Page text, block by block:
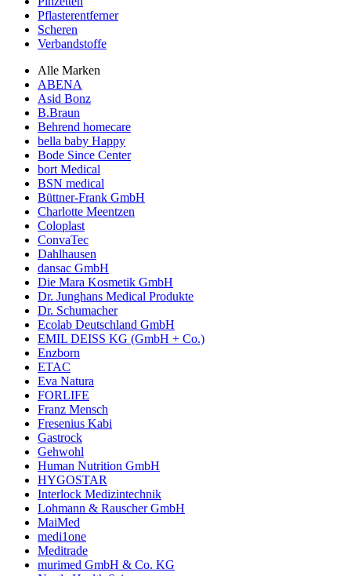
Pflasterentferner
Scheren
Verbandstoffe
Alle Marken
ABENA
Asid Bonz
B.Braun
Behrend homecare
bella baby Happy
Bode Since Center
bort Medical
BSN medical
Büttner-Frank GmbH
Charlotte Meentzen
Coloplast
ConvaTec
Dahlhausen
dansac GmbH
Die Mara Kosmetik GmbH
Dr. Junghans Medical Produkte
Dr. Schumacher
Ecolab Deutschland GmbH
EMIL DEISS KG (GmbH + Co.)
Enzborn
ETAC
Eva Natura
FORLIFE
Franz Mensch
Fresenius Kabi
Gastrock
Gehwohl
Human Nutrition GmbH
HYGOSTAR
Interlock Medizintechnik
Lohmann & Rauscher GmbH
MaiMed
medi1one
Meditrade
murimed GmbH & Co. KG